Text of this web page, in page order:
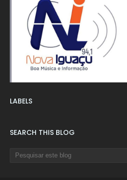
LABELS
SEARCH THIS BLOG